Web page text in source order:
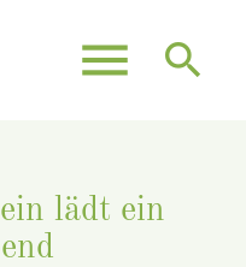
menu search
lädt ein